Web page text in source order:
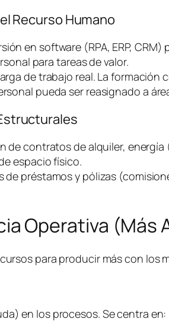
Recurso Humano
en software (RPA, ERP,
para tareas de valor.
de trabajo real. La
pueda ser reasignado a
de contratos de alquiler,
espacio físico.
de préstamos y pólizas
Operativa (Más
para producir más con los
en los procesos. Se centra en: